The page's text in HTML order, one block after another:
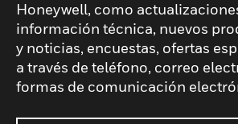
Honeywell, como
información técnica, nuevos
y noticias, encuestas, ofertas
a través de teléfono, correo
formas de comunicación